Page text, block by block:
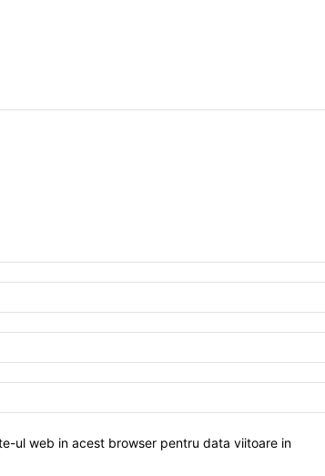
ul web in acest browser pentru data viitoare in